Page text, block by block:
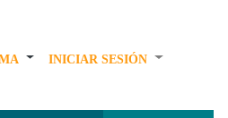
INICIAR SESIÓN